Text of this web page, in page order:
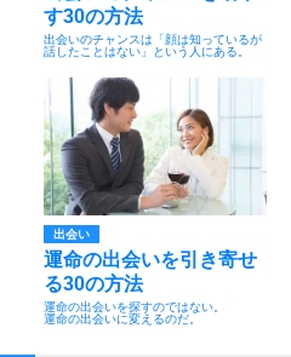
す30の方法
出会いのチャンスは「顔は知っているが
話したことはない」という人にある。
出会い
運命の出会いを引き寄せ
る30の方法
運命の出会いを探すのではない。
運命の出会いに変えるのだ。